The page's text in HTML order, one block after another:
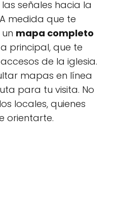
señales hacia la
medida que te
mapa completo
principal, que te
de la iglesia.
mapas en línea
para tu visita. No
locales, quienes
orientarte.